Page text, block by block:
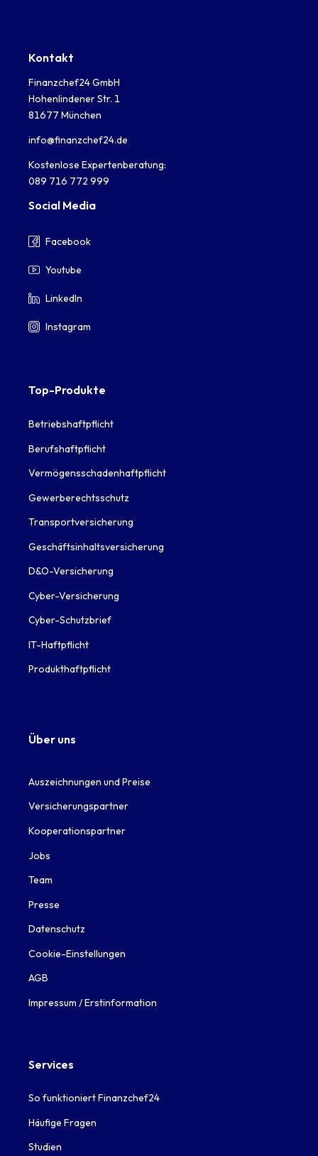
Kontakt
Finanzchef24 GmbH
Hohenlindener Str. 1
81677 München
info@finanzchef24.de
Kostenlose Expertenberatung:
089 716 772 999
Social Media
Facebook
Youtube
LinkedIn
Instagram
Top-Produkte
Betriebshaftpflicht
Berufshaftpflicht
Vermögensschadenhaftpflicht
Gewerberechtsschutz
Transportversicherung
Geschäftsinhaltsversicherung
D&O-Versicherung
Cyber-Versicherung
Cyber-Schutzbrief
IT-Haftpflicht
Produkthaftpflicht
Über uns
Auszeichnungen und Preise
Versicherungspartner
Kooperationspartner
Jobs
Team
Presse
Datenschutz
Cookie-Einstellungen
AGB
Impressum / Erstinformation
Services
So funktioniert Finanzchef24
Häufige Fragen
Studien